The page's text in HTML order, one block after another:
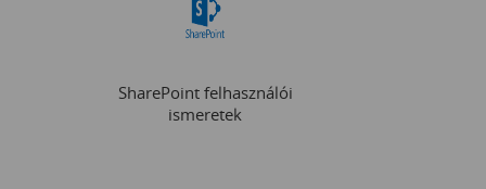
SharePoint felhasználói
ismeretek